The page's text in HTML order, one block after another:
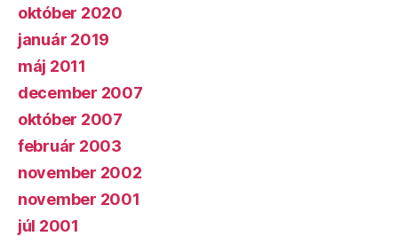
október 2020
január 2019
máj 2011
december 2007
október 2007
február 2003
november 2002
november 2001
júl 2001